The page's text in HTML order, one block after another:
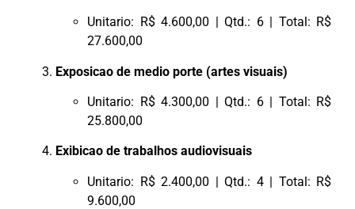
Unitario: R$ 4.600,00 | Qtd.: 6 | Total: R$
27.600,00
Exposicao de medio porte (artes visuais)
Unitario: R$ 4.300,00 | Qtd.: 6 | Total: R$
25.800,00
Exibicao de trabalhos audiovisuais
Unitario: R$ 2.400,00 | Qtd.: 4 | Total: R$
9.600,00